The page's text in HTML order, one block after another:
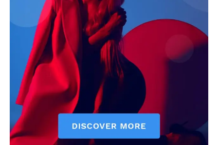
Privacy Policy
Terms of Use Agreement
Facebook
X WhatsApp
Share